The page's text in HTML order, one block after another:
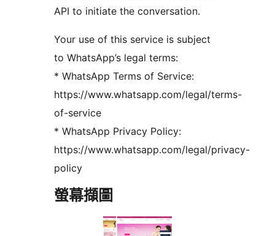
API to initiate the conversation.
Your use of this service is subject
to WhatsApp’s legal terms:
* WhatsApp Terms of Service:
https://www.whatsapp.com/legal/terms-
of-service
* WhatsApp Privacy Policy:
https://www.whatsapp.com/legal/privacy-
policy
螢幕擷圖